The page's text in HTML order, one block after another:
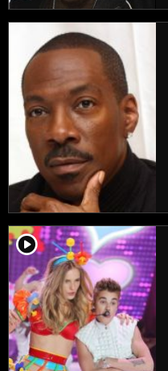
player2